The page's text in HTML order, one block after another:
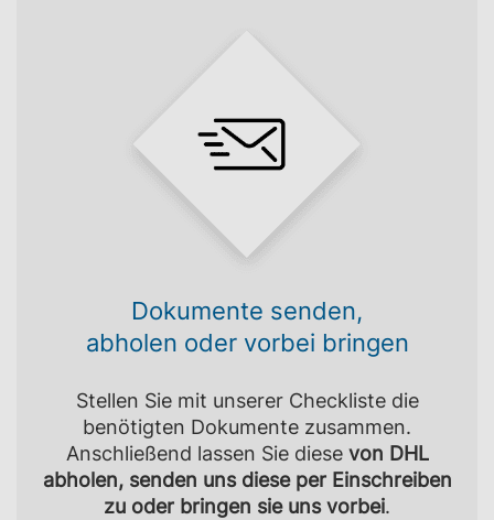
Dokumente senden,
abholen oder vorbei bringen
Stellen Sie mit unserer Checkliste die
benötigten Dokumente zusammen.
Anschließend lassen Sie diese von DHL
abholen, senden uns diese per Einschreiben
zu oder bringen sie uns vorbei.